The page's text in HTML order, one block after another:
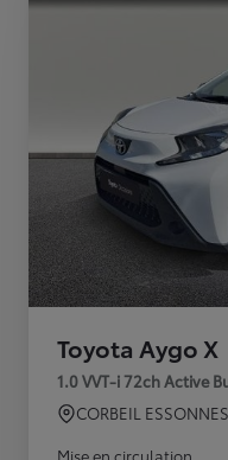
Toyota Aygo X
1.0 VVT-i 72ch Active
CORBEIL ESSONNES
Mise en circulation